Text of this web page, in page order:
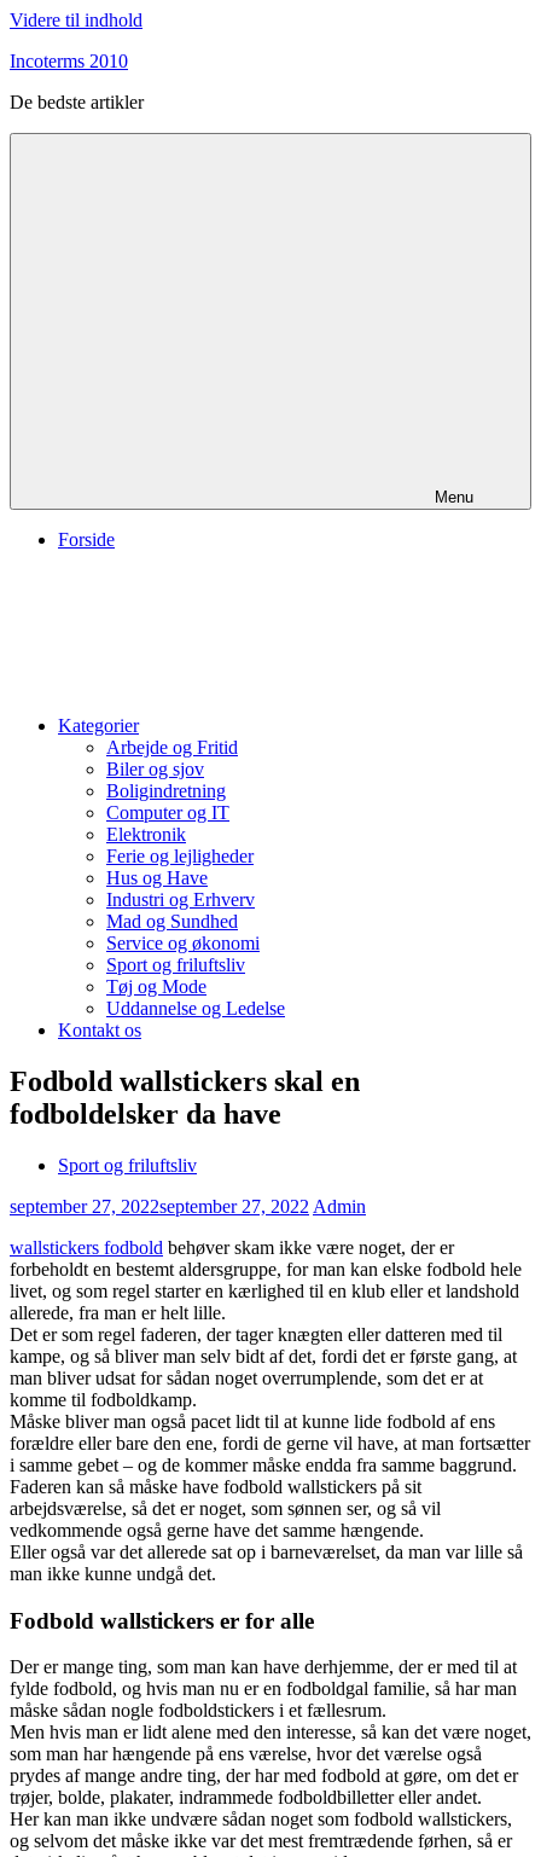
Videre til indhold
Incoterms 2010
De bedste artikler
Menu
Forside
Kategorier
Arbejde og Fritid
Biler og sjov
Boligindretning
Computer og IT
Elektronik
Ferie og lejligheder
Hus og Have
Industri og Erhverv
Mad og Sundhed
Service og økonomi
Sport og friluftsliv
Tøj og Mode
Uddannelse og Ledelse
Kontakt os
Fodbold wallstickers skal en
fodboldelsker da have
Sport og friluftsliv
september 27, 2022september 27, 2022 Admin
wallstickers fodbold behøver skam ikke være noget, der er
forbeholdt en bestemt aldersgruppe, for man kan elske fodbold hele
livet, og som regel starter en kærlighed til en klub eller et landshold
allerede, fra man er helt lille.
Det er som regel faderen, der tager knægten eller datteren med til
kampe, og så bliver man selv bidt af det, fordi det er første gang, at
man bliver udsat for sådan noget overrumplende, som det er at
komme til fodboldkamp.
Måske bliver man også pacet lidt til at kunne lide fodbold af ens
forældre eller bare den ene, fordi de gerne vil have, at man fortsætter
i samme gebet – og de kommer måske endda fra samme baggrund.
Faderen kan så måske have fodbold wallstickers på sit
arbejdsværelse, så det er noget, som sønnen ser, og så vil
vedkommende også gerne have det samme hængende.
Eller også var det allerede sat op i barneværelset, da man var lille så
man ikke kunne undgå det.
Fodbold wallstickers er for alle
Der er mange ting, som man kan have derhjemme, der er med til at
fylde fodbold, og hvis man nu er en fodboldgal familie, så har man
måske sådan nogle fodboldstickers i et fællesrum.
Men hvis man er lidt alene med den interesse, så kan det være noget,
som man har hængende på ens værelse, hvor det værelse også
prydes af mange andre ting, der har med fodbold at gøre, om det er
trøjer, bolde, plakater, indrammede fodboldbilletter eller andet.
Her kan man ikke undvære sådan noget som fodbold wallstickers,
og selvom det måske ikke var det mest fremtrædende førhen, så er